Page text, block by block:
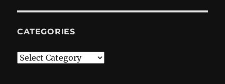
CATEGORIES
Categories